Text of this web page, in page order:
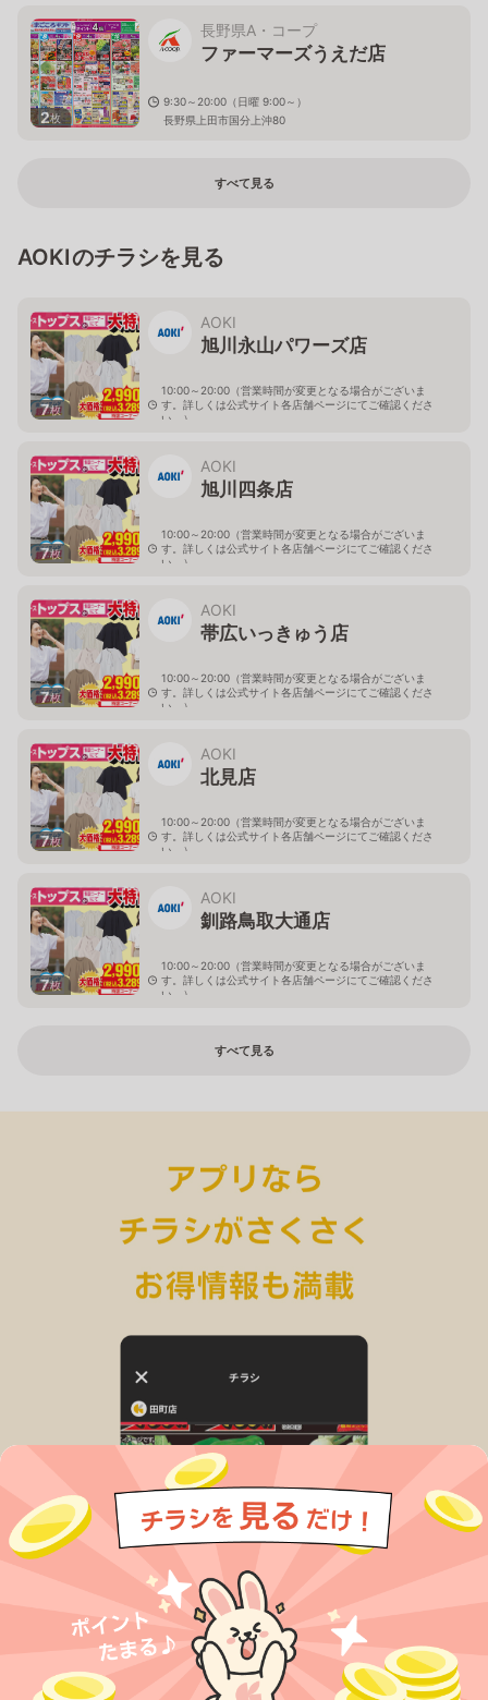
2枚
長野県A・コープ
ファーマーズうえだ店
9:30～20:00（日曜 9:00～）
長野県上田市国分上沖80
すべて見る
AOKIのチラシを見る
7枚
AOKI
旭川永山パワーズ店
10:00～20:00（営業時間が変更となる場合がございま
す。詳しくは公式サイト各店舗ページにてご確認くださ
い。）
7枚
AOKI
旭川四条店
10:00～20:00（営業時間が変更となる場合がございま
す。詳しくは公式サイト各店舗ページにてご確認くださ
い。）
7枚
AOKI
帯広いっきゅう店
10:00～20:00（営業時間が変更となる場合がございま
す。詳しくは公式サイト各店舗ページにてご確認くださ
い。）
7枚
AOKI
北見店
10:00～20:00（営業時間が変更となる場合がございま
す。詳しくは公式サイト各店舗ページにてご確認くださ
い。）
7枚
AOKI
釧路鳥取大通店
10:00～20:00（営業時間が変更となる場合がございま
す。詳しくは公式サイト各店舗ページにてご確認くださ
い。）
すべて見る